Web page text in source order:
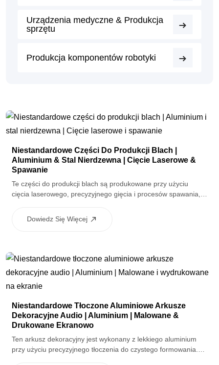
Urządzenia medyczne & Produkcja
sprzętu
Produkcja komponentów robotyki
Niestandardowe Części Do Produkcji Blach |
Aluminium & Stal Nierdzewna | Cięcie Laserowe &
Spawanie
Te części do produkcji blach są produkowane przy użyciu
cięcia laserowego, precyzyjnego gięcia i procesów spawania,
odpowiednie do ram samochodowych, uchwytów i obudow
wymagających lekkich lub odpornych na korozję rozwiązań
Dowiedz Się Więcej
Niestandardowe Tłoczone Aluminiowe Arkusze
Dekoracyjne Audio | Aluminium | Malowane &
Drukowane Ekranowo
Ten arkusz dekoracyjny jest wykonany z lekkiego aluminium
przy użyciu precyzyjnego tłoczenia do czystego formowania.